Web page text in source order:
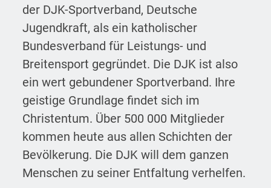
der DJK-Sportverband, Deutsche
Jugendkraft, als ein katholischer
Bundesverband für Leistungs- und
Breitensport gegründet. Die DJK ist also
ein wert gebundener Sportverband. Ihre
geistige Grundlage findet sich im
Christentum. Über 500 000 Mitglieder
kommen heute aus allen Schichten der
Bevölkerung. Die DJK will dem ganzen
Menschen zu seiner Entfaltung verhelfen.